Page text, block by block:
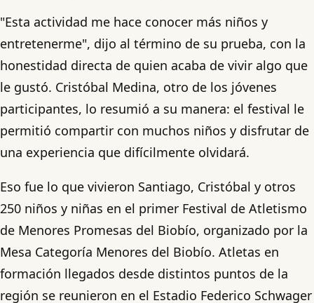
"Esta actividad me hace conocer más niños y
entretenerme", dijo al término de su prueba, con la
honestidad directa de quien acaba de vivir algo que
le gustó. Cristóbal Medina, otro de los jóvenes
participantes, lo resumió a su manera: el festival le
permitió compartir con muchos niños y disfrutar de
una experiencia que difícilmente olvidará.
Eso fue lo que vivieron Santiago, Cristóbal y otros
250 niños y niñas en el primer Festival de Atletismo
de Menores Promesas del Biobío, organizado por la
Mesa Categoría Menores del Biobío. Atletas en
formación llegados desde distintos puntos de la
región se reunieron en el Estadio Federico Schwager